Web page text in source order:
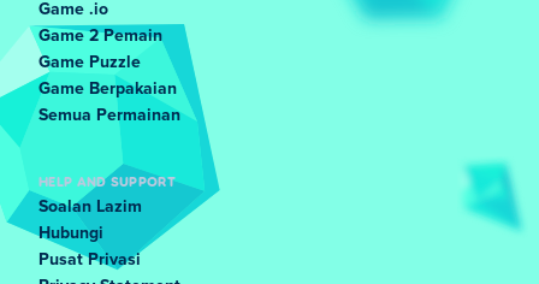
Game .io
Game 2 Pemain
Game Puzzle
Game Berpakaian
Semua Permainan
HELP AND SUPPORT
Soalan Lazim
Hubungi
Pusat Privasi